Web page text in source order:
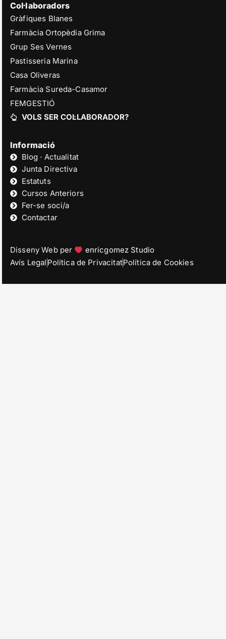
Col·laboradors
Gràfiques Blanes
Farmàcia Ortopèdia Grima
Grup Ses Vernes
Pastisseria Marina
Casa Oliveras
Farmàcia Sureda-Casamor
FEMGESTIÓ
VOLS SER COL·LABORADOR?
Informació
Blog · Actualitat
Junta Directiva
Estatuts
Cursos Anteriors
Fer-se soci/a
Contactar
Disseny Web per
enricgomez Studio
Avís Legal Política de PrivacitatPolítica de Cookies